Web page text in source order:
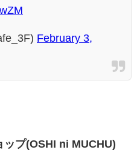
February 3,
プ(OSHI ni MUCHU)